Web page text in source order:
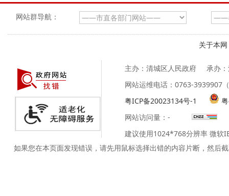
网站群导航：
关于本网
主办：清城区人民政府
承办
网站运维电话：0763-3939907
粤ICP备20023134号-1
网站访问量： -
建议使用1024*768分辨率 微软
如果您在本页面发现错误，请先用鼠标选择出错的内容片断，然后